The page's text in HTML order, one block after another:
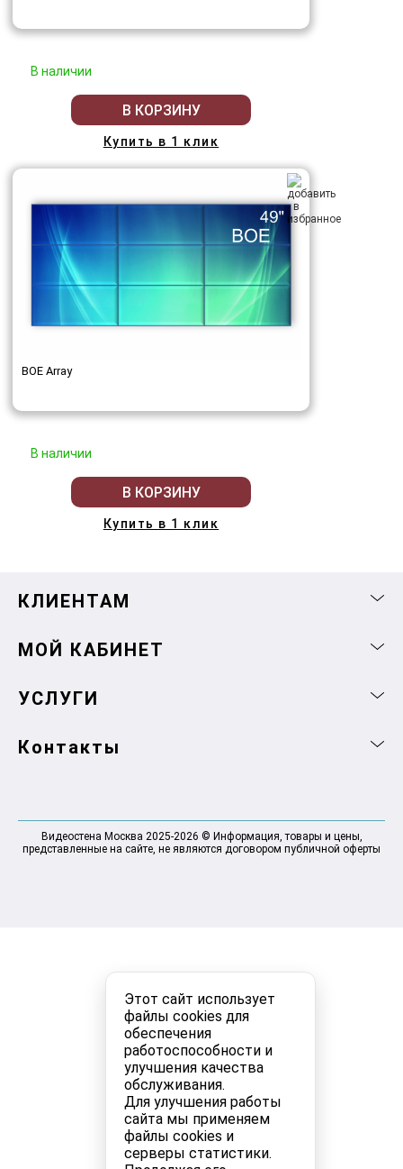
Этот сайт использует
файлы cookies для
обеспечения
работоспособности и
улучшения качества
обслуживания.
Для улучшения работы
сайта мы применяем
файлы cookies и
серверы статистики.
В наличии
В КОРЗИНУ
Купить в 1 клик
BOE Array
В наличии
В КОРЗИНУ
Купить в 1 клик
КЛИЕНТАМ
МОЙ КАБИНЕТ
УСЛУГИ
Контакты
Видеостена Москва 2025-2026 © Информация, товары и цены,
представленные на сайте, не являются договором публичной оферты